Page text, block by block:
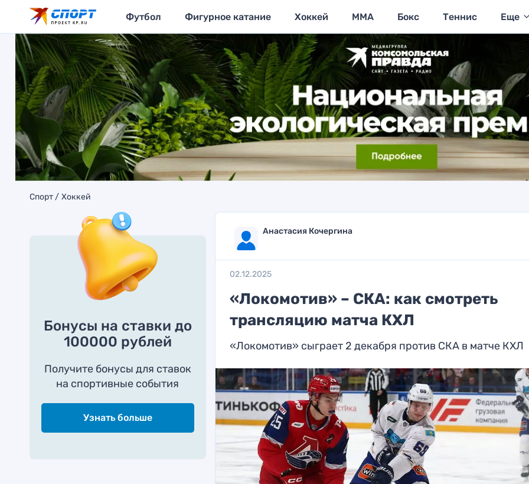
Футбол Фигурное катание Хоккей MMA Бокс Теннис Еще
Спорт Хоккей
Бонусы на ставки до
100000 рублей
Получите бонусы для ставок
на спортивные события
Узнать больше
Анастасия Кочергина
02.12.2025
«Локомотив» – СКА: как смотреть
трансляцию матча КХЛ
«Локомотив» сыграет 2 декабря против СКА в матче КХЛ